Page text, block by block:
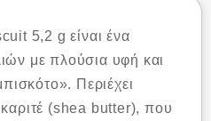
5,2 g είναι ένα
με πλούσια υφή και
Περιέχει
καριτέ (shea butter), που